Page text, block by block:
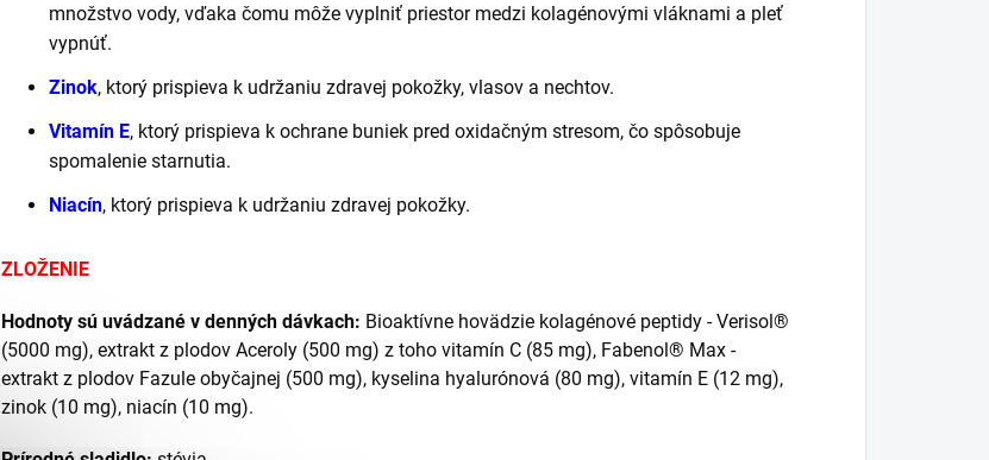
množstvo vody, vďaka čomu môže vyplniť priestor medzi kolagénovými vláknami a pleť
vypnúť.
Zinok, ktorý prispieva k udržaniu zdravej pokožky, vlasov a nechtov.
Vitamín E, ktorý prispieva k ochrane buniek pred oxidačným stresom, čo spôsobuje
spomalenie starnutia.
Niacín, ktorý prispieva k udržaniu zdravej pokožky.
ZLOŽENIE
Hodnoty sú uvádzané v denných dávkach: Bioaktívne hovädzie kolagénové peptidy - Verisol®
(5000 mg), extrakt z plodov Aceroly (500 mg) z toho vitamín C (85 mg), Fabenol® Max -
extrakt z plodov Fazule obyčajnej (500 mg), kyselina hyalurónová (80 mg), vitamín E (12 mg),
zinok (10 mg), niacín (10 mg).